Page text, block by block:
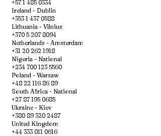
+57 1 485 0334
Ireland - Dublin
+353 1 437 0588
Lithuania - Vilnius
+370 5 207 8094
Netherlands - Amsterdam
+31 20 262 1918
Nigeria - National
+234 700 123 5560
Poland - Warsaw
+48 22 116 86 89
South Africa - National
+27 87 195 0685
Ukraine - Kiev
+380 89 320 2487
United Kingdom
+44 333 011 0616